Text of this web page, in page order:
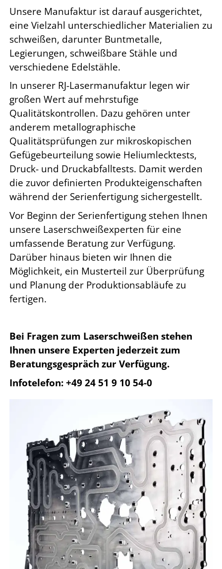
Unsere Manufaktur ist darauf ausgerichtet,
eine Vielzahl unterschiedlicher Materialien zu
schweißen, darunter Buntmetalle,
Legierungen, schweißbare Stähle und
verschiedene Edelstähle.
In unserer RJ-Lasermanufaktur legen wir
großen Wert auf mehrstufige
Qualitätskontrollen. Dazu gehören unter
anderem metallographische
Qualitätsprüfungen zur mikroskopischen
Gefügebeurteilung sowie Heliumlecktests,
Druck- und Druckabfalltests. Damit werden
die zuvor definierten Produkteigenschaften
während der Serienfertigung sichergestellt.
Vor Beginn der Serienfertigung stehen Ihnen
unsere Laserschweißexperten für eine
umfassende Beratung zur Verfügung.
Darüber hinaus bieten wir Ihnen die
Möglichkeit, ein Musterteil zur Überprüfung
und Planung der Produktionsabläufe zu
fertigen.
Bei Fragen zum Laserschweißen stehen
Ihnen unsere Experten jederzeit zum
Beratungsgespräch zur Verfügung.
Infotelefon: +49 24 51 9 10 54-0